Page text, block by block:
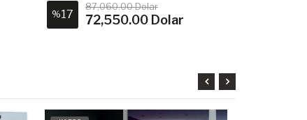
%17
87,060.00 Dolar
72,550.00 Dolar